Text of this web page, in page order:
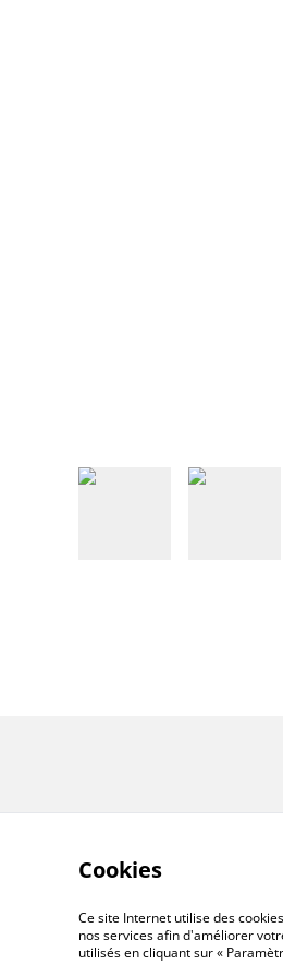
Cookies
Ce site Internet utilise des
nos services afin d'améliorer
utilisés en cliquant sur «